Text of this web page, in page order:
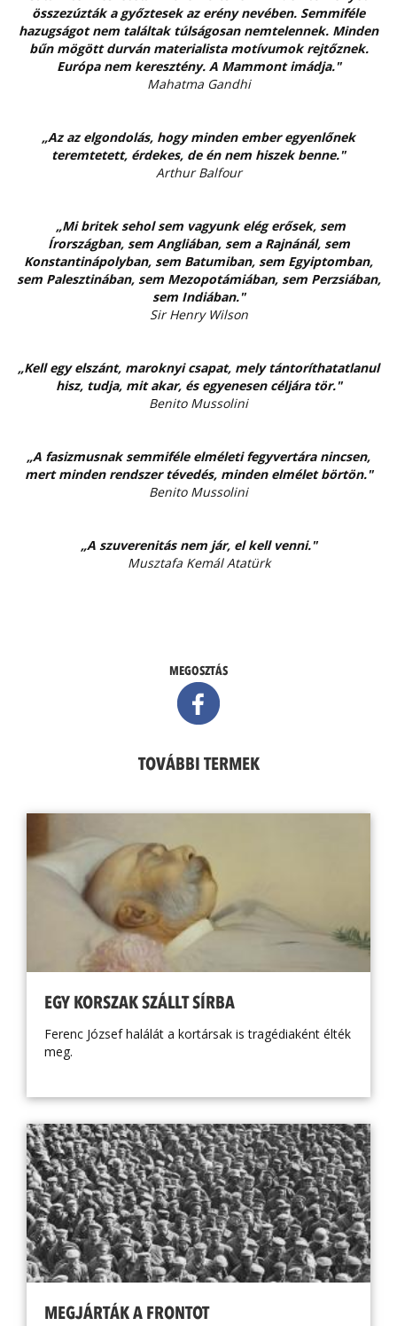
összezúzták a győztesek az erény nevében. Semmiféle
hazugságot nem találtak túlságosan nemtelennek. Minden
bűn mögött durván materialista motívumok rejtőznek.
Európa nem keresztény. A Mammont imádja."
Mahatma Gandhi
„Az az elgondolás, hogy minden ember egyenlőnek
teremtetett, érdekes, de én nem hiszek benne."
Arthur Balfour
„Mi britek sehol sem vagyunk elég erősek, sem
Írországban, sem Angliában, sem a Rajnánál, sem
Konstantinápolyban, sem Batumiban, sem Egyiptomban,
sem Palesztinában, sem Mezopotámiában, sem Perzsiában,
sem Indiában."
Sir Henry Wilson
„Kell egy elszánt, maroknyi csapat, mely tántoríthatatlanul
hisz, tudja, mit akar, és egyenesen céljára tör."
Benito Mussolini
„A fasizmusnak semmiféle elméleti fegyvertára nincsen,
mert minden rendszer tévedés, minden elmélet börtön."
Benito Mussolini
„A szuverenitás nem jár, el kell venni."
Musztafa Kemál Atatürk
MEGOSZTÁS
TOVÁBBI TERMEK
EGY KORSZAK SZÁLLT SÍRBA
Ferenc József halálát a kortársak is tragédiaként élték
meg.
MEGJÁRTÁK A FRONTOT